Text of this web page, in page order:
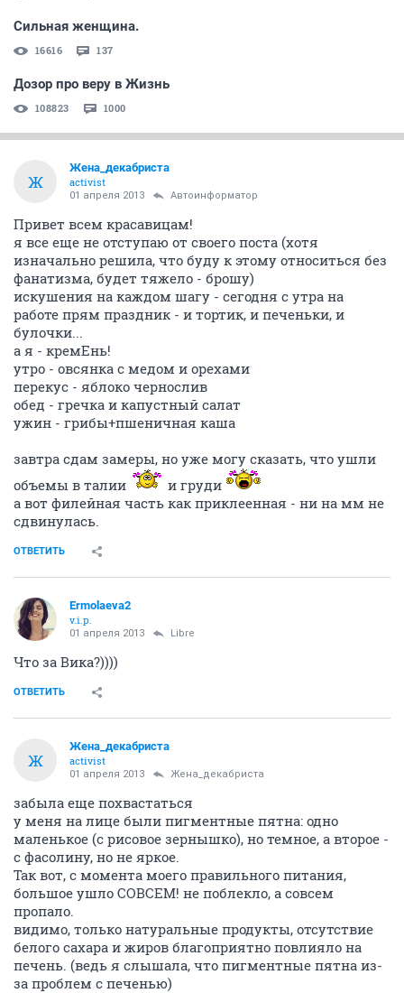
Сильная женщина.
16616 137
Дозор про веру в Жизнь
108823 1000
Ж
Жена_декабриста
activist
01 апреля 2013 Автоинформатор
Привет всем красавицам!
я все еще не отступаю от своего поста (хотя
изначально решила, что буду к этому относиться без
фанатизма, будет тяжело - брошу)
искушения на каждом шагу - сегодня с утра на
работе прям праздник - и тортик, и печеньки, и
булочки...
а я - кремЕнь!
утро - овсянка с медом и орехами
перекус - яблоко чернослив
обед - гречка и капустный салат
ужин - грибы+пшеничная каша
завтра сдам замеры, но уже могу сказать, что ушли
объемы в талии
и груди
а вот филейная часть как приклеенная - ни на мм не
сдвинулась.
ОТВЕТИТЬ
Ermolaeva2
v.i.p.
01 апреля 2013 Libre
Что за Вика?))))
ОТВЕТИТЬ
Ж
Жена_декабриста
activist
01 апреля 2013 Жена_декабриста
забыла еще похвастаться
у меня на лице были пигментные пятна: одно
маленькое (с рисовое зернышко), но темное, а второе -
с фасолину, но не яркое.
Так вот, с момента моего правильного питания,
большое ушло СОВСЕМ! не поблекло, а совсем
пропало.
видимо, только натуральные продукты, отсутствие
белого сахара и жиров благоприятно повлияло на
печень. (ведь я слышала, что пигментные пятна из-
за проблем с печенью)